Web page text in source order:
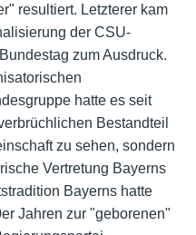
resultiert. Letzterer kam
der CSU-
zum Ausdruck.
hatte es seit
Bestandteil
zu sehen, sondern
Vertretung Bayerns
Bayerns hatte
Jahren zur "geborenen"